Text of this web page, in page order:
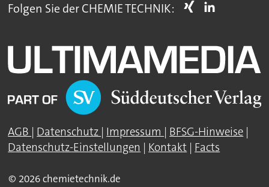
Folgen Sie der CHEMIE TECHNIK:
AGB | Datenschutz | Impressum | BFSG-Hinweise |
Datenschutz-Einstellungen | Kontakt | Facts
© 2026 chemietechnik.de